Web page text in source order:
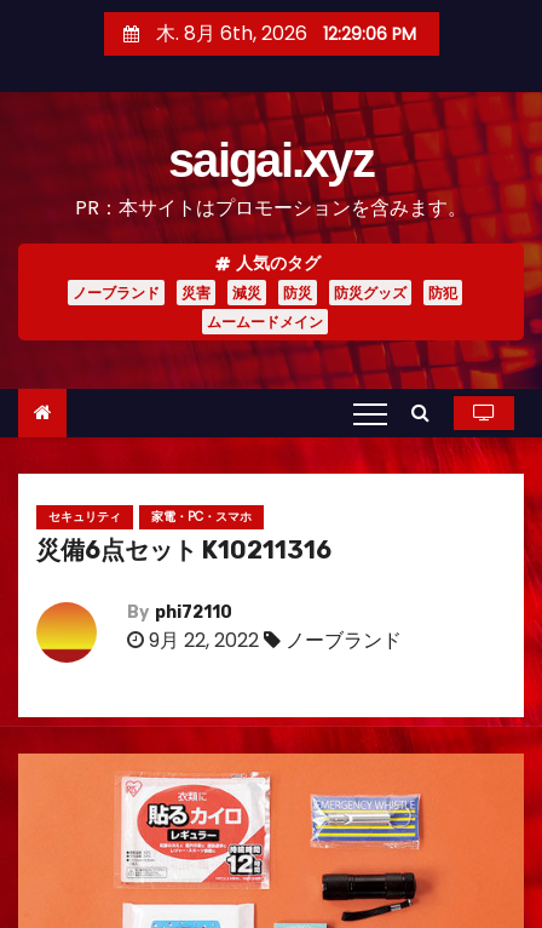
木. 8月 6th, 2026 12:29:07 PM
saigai.xyz
PR：本サイトはプロモーションを含みます。
人気のタグ
ノーブランド 災害 減災 防災 防災グッズ
防犯
ムームードメイン
セキュリティ 家電・PC・スマホ
災備6点セット K10211316
By phi72110
9月 22, 2022 ノーブランド